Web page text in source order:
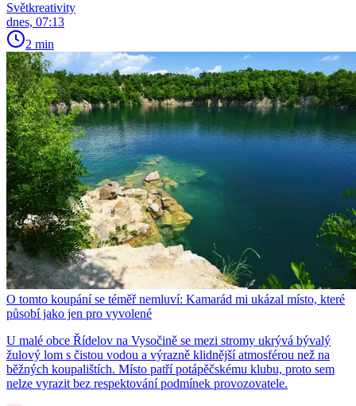
Světkreativity
dnes, 07:13
2 min
O tomto koupání se téměř nemluví: Kamarád mi ukázal místo, které
působí jako jen pro vyvolené
U malé obce Řídelov na Vysočině se mezi stromy ukrývá bývalý
žulový lom s čistou vodou a výrazně klidnější atmosférou než na
běžných koupalištích. Místo patří potápěčskému klubu, proto sem
nelze vyrazit bez respektování podmínek provozovatele.